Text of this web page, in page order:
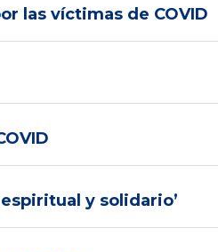
las víctimas de COVID
y solidario’